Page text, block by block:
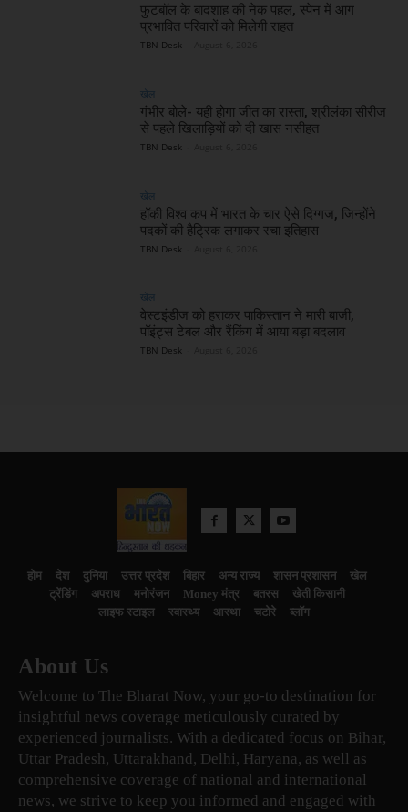
फुटबॉल के बादशाह की नेक पहल, स्पेन में आग
प्रभावित परिवारों को मिलेगी राहत
TBN Desk
खेल
गंभीर बोले- यही होगा जीत का रास्ता, श्रीलंका सीरीज
से पहले खिलाड़ियों को दी खास नसीहत
TBN Desk
खेल
हॉकी विश्व कप में भारत के चार ऐसे दिग्गज, जिन्होंने
पदकों की हैट्रिक लगाकर रचा इतिहास
TBN Desk
खेल
वेस्टइंडीज को हराकर पाकिस्तान ने मारी बाजी,
पॉइंट्स टेबल और रैंकिंग में आया बड़ा बदलाव
TBN Desk
होम देश दुनिया उत्तर प्रदेश बिहार अन्य राज्य शासन प्रशासन
खेल
ट्रेंडिंग
अपराध मनोरंजन Money मंत्र बतरस
खेती किसानी
लाइफ स्टाइल
स्वास्थ्य आस्था चटोरे ब्लॉग
About Us
Welcome to The Bharat Now, your go-to destination for
insightful news coverage meticulously curated by
experienced journalists. With a dedicated focus on Bihar,
Uttar Pradesh, Uttarakhand, Delhi, Haryana, as well as
comprehensive coverage of national and international
news, we strive to keep you informed and engaged with